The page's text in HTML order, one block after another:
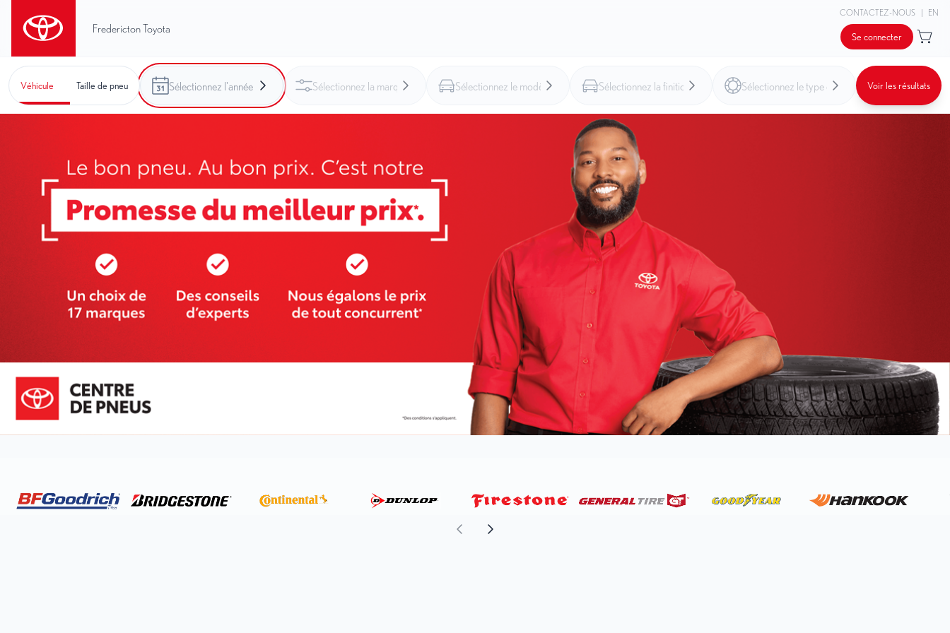
Fredericton Toyota
CONTACTEZ-NOUS | EN
Se connecter
Véhicule Taille de pneu Voir les résultats